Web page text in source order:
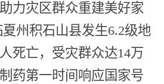
力灾区群众重建美好家
州积石山县发生6.2级地
死亡，受灾群众达14万
药第一时间响应国家号